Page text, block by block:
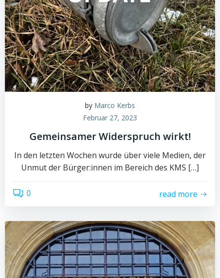
by Marco Kerbs
Februar 27, 2023
Gemeinsamer Widerspruch wirkt!
In den letzten Wochen wurde über viele Medien, der
Unmut der Bürger:innen im Bereich des KMS […]
0 read more